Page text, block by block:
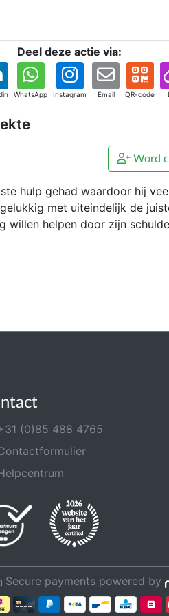
Deel deze actie via:
WhatsApp Instagram Email QR-code
Word
hulp gehad waardoor hij
met uiteindelijk de
willen helpen door zijn
(0)85 488 4765
Secure payments powered by